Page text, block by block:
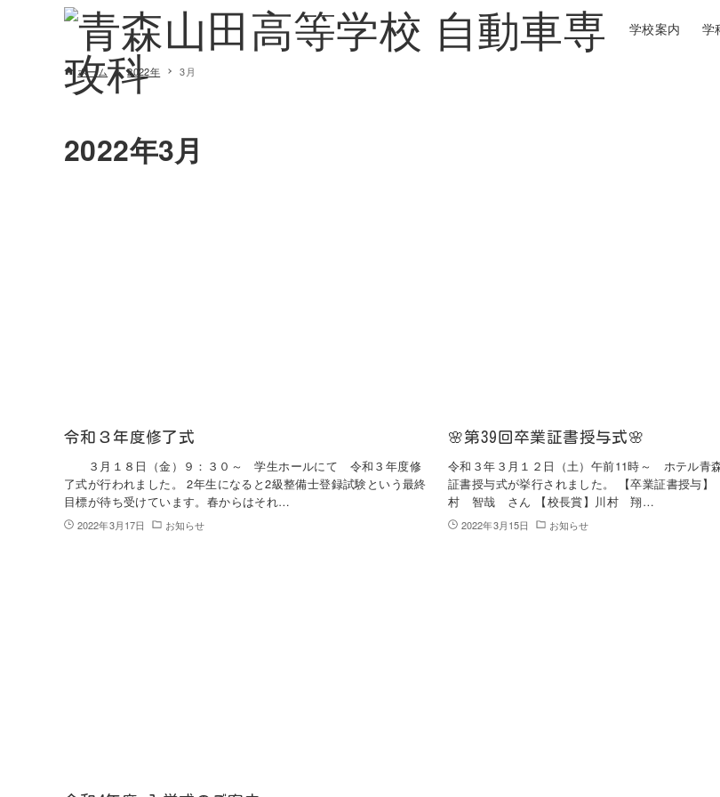
学校案内 学
ホーム 2022年 3月
2022年3月
令和３年度修了式
３月１８日（金）９：３０～ 学生ホールにて 令和３年度修
了式が行われました。 2年生になると2級整備士登録試験という最終
目標が待ち受けています。春からはそれ…
2022年3月17日 お知らせ
🌸第39回卒業証書授与式🌸
令和３年３月１２日（土）午前11時～ ホテル青
証書授与式が挙行されました。 【卒業証書授与】
村 智哉 さん 【校長賞】川村 翔…
2022年3月15日 お知らせ